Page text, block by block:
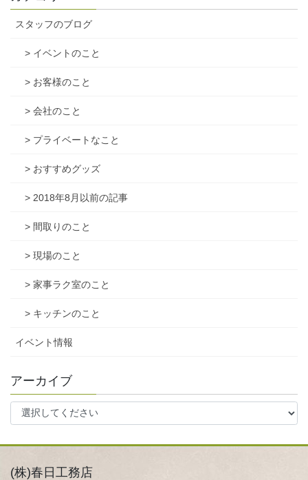
スタッフのブログ
> イベントのこと
> お客様のこと
> 会社のこと
> プライベートなこと
> おすすめグッズ
> 2018年8月以前の記事
> 間取りのこと
> 現場のこと
> 家事ラク室のこと
> キッチンのこと
イベント情報
アーカイブ
(株)春日工務店